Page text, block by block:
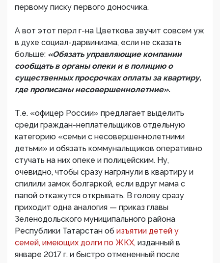
первому писку первого доносчика.
А вот этот перл г-на Цветкова звучит совсем уж
в духе социал-дарвинизма, если не сказать
больше: «Обязать управляющие компании
сообщать в органы опеки и в полицию о
существенных просрочках оплаты за квартиру,
где прописаны несовершеннолетние».
Т.е. «офицер России» предлагает выделить
среди граждан-неплательщиков отдельную
категорию «семьи с несовершеннолетними
детьми» и обязать коммунальщиков оперативно
стучать на них опеке и полицейским. Ну,
очевидно, чтобы сразу нагрянули в квартиру и
спилили замок болгаркой, если вдруг мама с
папой откажутся открывать. В голову сразу
приходит одна аналогия — приказ главы
Зеленодольского муниципального района
Республики Татарстан об изъятии детей у
семей, имеющих долги по ЖКХ, изданный в
январе 2017 г. и быстро отмененный после